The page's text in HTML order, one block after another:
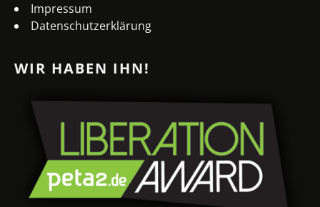
Impressum
Datenschutzerklärung
WIR HABEN IHN!